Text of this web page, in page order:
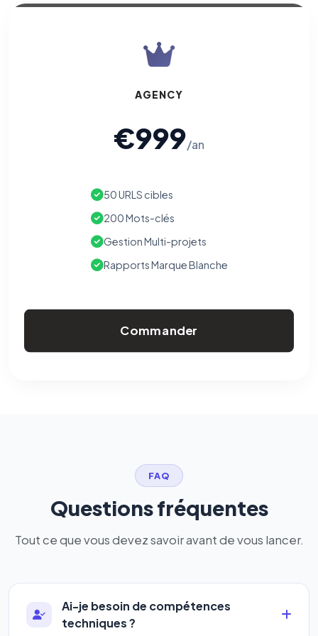
AGENCY
€999/an
50 URLS cibles
200 Mots-clés
Gestion Multi-projets
Rapports Marque Blanche
Commander
FAQ
Questions fréquentes
Tout ce que vous devez savoir avant de vous lancer.
Ai-je besoin de compétences
techniques ?